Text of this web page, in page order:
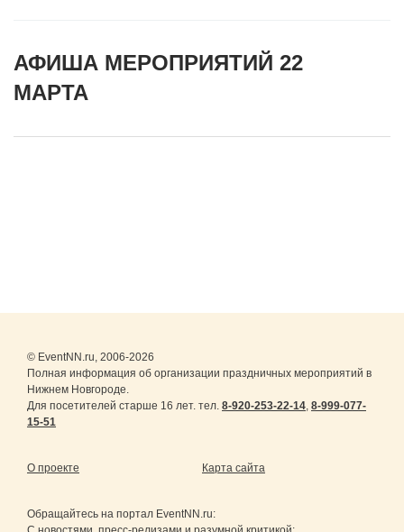
АФИША МЕРОПРИЯТИЙ 22
МАРТА
© EventNN.ru, 2006-2026
Полная информация об организации праздничных мероприятий в
Нижнем Новгороде.
Для посетителей старше 16 лет. тел. 8-920-253-22-14, 8-999-077-
15-51
О проекте Карта сайта
Обращайтесь на портал EventNN.ru: